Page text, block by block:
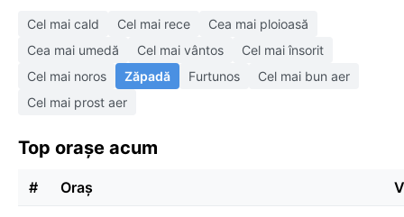
Cel mai cald Cel mai rece
Cea mai ploioasă
Cea mai umedă
Cel mai vântos
Cel mai însorit
Cel mai noros
Zăpadă Furtunos
Cel mai bun aer
Cel mai prost aer
Top orașe acum
# Oraș